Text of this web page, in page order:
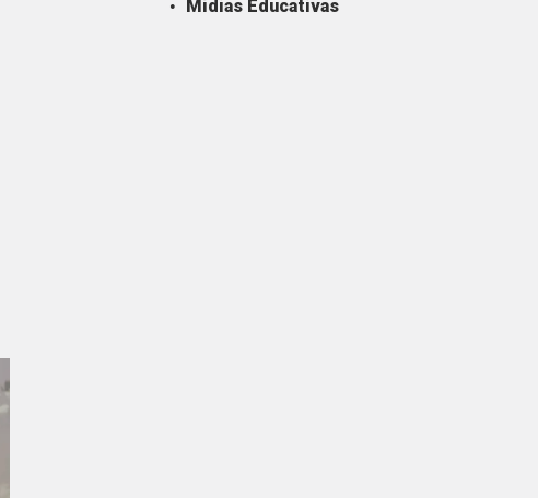
Mídias Educativas